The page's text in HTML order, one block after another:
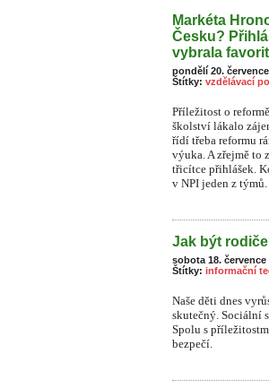
Markéta
Česku?
vybrala
pondělí 20.
Štítky: vzdělávací
Příležitost o
školství lákalo
řídí třeba reformu
výuka. A zřejmě to
třicítce přihlášek.
v NPI jeden z
Jak být
sobota 18. července
Štítky: informační
Naše děti dnes
skutečný. Sociální
Spolu s
bezpečí.